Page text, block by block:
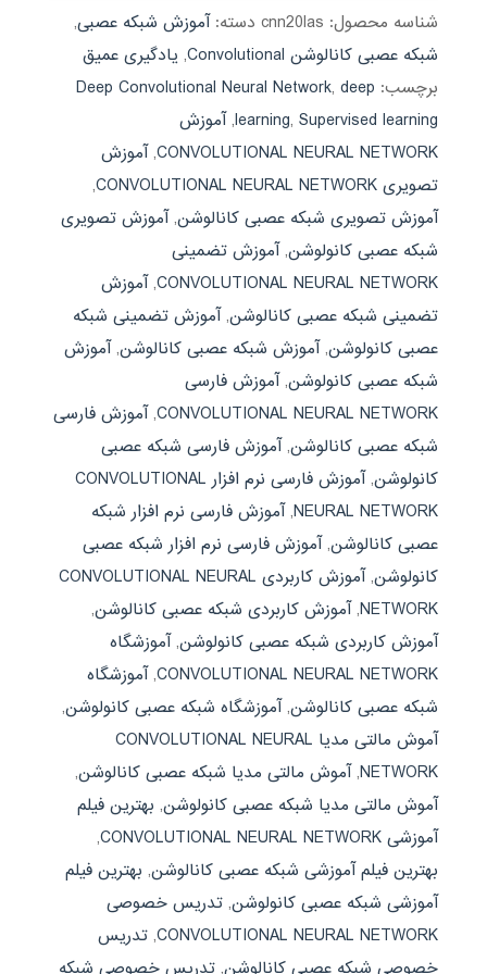
شناسه محصول: cnn20las دسته:آموزش شبکه عصبی,
شبکه عصبی کانالوشن Convolutional
, یادگیری عمیق
برچسب:
Deep Convolutional Neural Network,deep
learning,Supervised learning
,آموزش
CONVOLUTIONAL NEURAL NETWORK
,آموزش
تصویری CONVOLUTIONAL NEURAL NETWORK
,
آموزش تصویری شبکه عصبی کانالوشن,آموزش تصویری
شبکه عصبی کانولوشن,آموزش تضمینی
CONVOLUTIONAL NEURAL NETWORK
,آموزش
تضمینی شبکه عصبی کانالوشن,آموزش تضمینی شبکه
عصبی کانولوشن,آموزش شبکه عصبی کانالوشن,آموزش
شبکه عصبی کانولوشن,آموزش فارسی
CONVOLUTIONAL NEURAL NETWORK
,آموزش فارسی
شبکه عصبی کانالوشن,آموزش فارسی شبکه عصبی
کانولوشن,
آموزش فارسی نرم افزار CONVOLUTIONAL
NEURAL NETWORK
,آموزش فارسی نرم افزار شبکه
عصبی کانالوشن,آموزش فارسی نرم افزار شبکه عصبی
کانولوشن,
آموزش کاربردی CONVOLUTIONAL NEURAL
NETWORK
,آموزش کاربردی شبکه عصبی کانالوشن,
آموزش کاربردی شبکه عصبی کانولوشن,آموزشگاه
CONVOLUTIONAL NEURAL NETWORK
,آموزشگاه
شبکه عصبی کانالوشن,آموزشگاه شبکه عصبی کانولوشن,
آموش مالتی مدیا CONVOLUTIONAL NEURAL
NETWORK
,آموش مالتی مدیا شبکه عصبی کانالوشن,
آموش مالتی مدیا شبکه عصبی کانولوشن, بهترین فیلم
آموزشی CONVOLUTIONAL NEURAL NETWORK
,
بهترین فیلم آموزشی شبکه عصبی کانالوشن, بهترین فیلم
آموزشی شبکه عصبی کانولوشن, تدریس خصوصی
CONVOLUTIONAL NEURAL NETWORK
, تدریس
خصوصی شبکه عصبی کانالوشن, تدریس خصوصی شبکه